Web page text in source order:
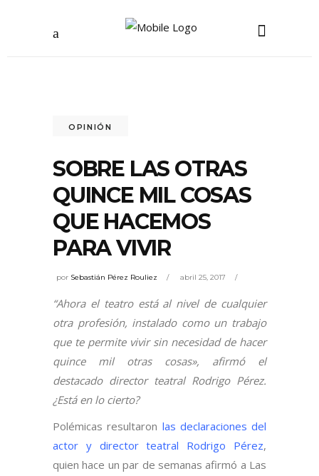
OPINIÓN
SOBRE LAS OTRAS
QUINCE MIL COSAS
QUE HACEMOS
PARA VIVIR
por Sebastián Pérez Rouliez abril 25, 2017
“Ahora el teatro está al nivel de cualquier
otra profesión, instalado como un trabajo
que te permite vivir sin necesidad de hacer
quince mil otras cosas», afirmó el
destacado director teatral Rodrigo Pérez.
¿Está en lo cierto?
Polémicas resultaron las declaraciones del
actor y director teatral Rodrigo Pérez,
quien hace un par de semanas afirmó a Las